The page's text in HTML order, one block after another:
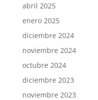
abril 2025
enero 2025
diciembre 2024
noviembre 2024
octubre 2024
diciembre 2023
noviembre 2023